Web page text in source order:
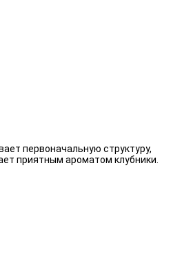
первоначальную структуру,
приятным ароматом клубники.